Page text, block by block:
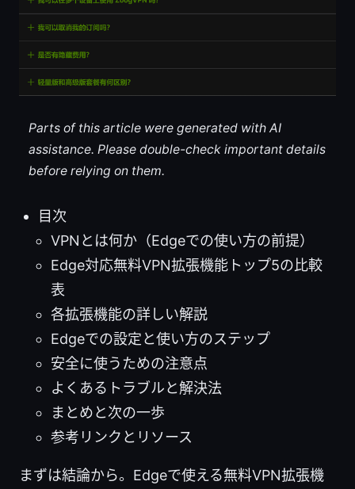
Parts of this article were generated with AI
assistance. Please double-check important details
before relying on them.
目次
VPNとは何か（Edgeでの使い方の前提）
Edge対応無料VPN拡張機能トップ5の比較
表
各拡張機能の詳しい解説
Edgeでの設定と使い方のステップ
安全に使うための注意点
よくあるトラブルと解決法
まとめと次の一歩
参考リンクとリソース
まずは結論から。Edgeで使える無料VPN拡張機